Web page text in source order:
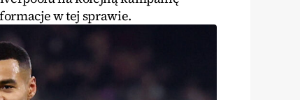
w tej sprawie.